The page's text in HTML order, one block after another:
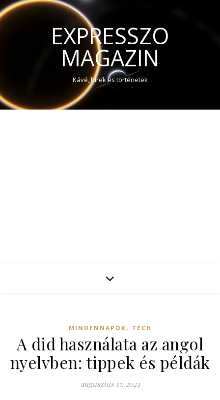
EXPRESSZO
MAGAZIN
Kávé, hírek és történetek
MINDENNAPOK, TECH
A did használata az angol
nyelvben: tippek és példák
augusztus 17, 2024